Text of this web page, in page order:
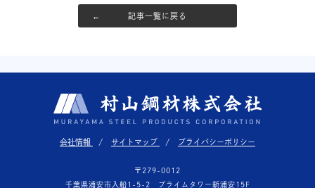
記事一覧に戻る
会社情報 サイトマップ プライバシーポリシー
〒279-0012
千葉県浦安市入船1-5-2 プライムタワー新浦安15F